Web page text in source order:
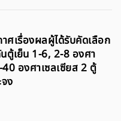
ศเรื่องผลผู้ได้รับคัดเลือก
ตู้เย็น 1-6, 2-8 องศา
องศาเซลเซียส 2 ตู้
ง